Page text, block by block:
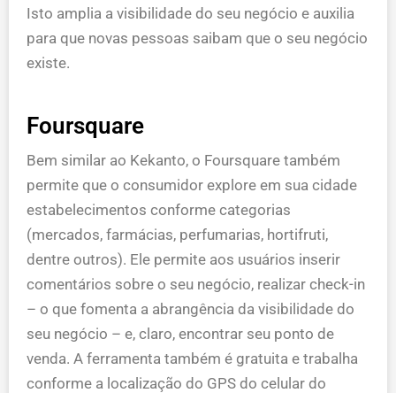
Isto amplia a visibilidade do seu negócio e auxilia
para que novas pessoas saibam que o seu negócio
existe.
Foursquare
Bem similar ao Kekanto, o Foursquare também
permite que o consumidor explore em sua cidade
estabelecimentos conforme categorias
(mercados, farmácias, perfumarias, hortifruti,
dentre outros). Ele permite aos usuários inserir
comentários sobre o seu negócio, realizar check-in
– o que fomenta a abrangência da visibilidade do
seu negócio – e, claro, encontrar seu ponto de
venda. A ferramenta também é gratuita e trabalha
conforme a localização do GPS do celular do